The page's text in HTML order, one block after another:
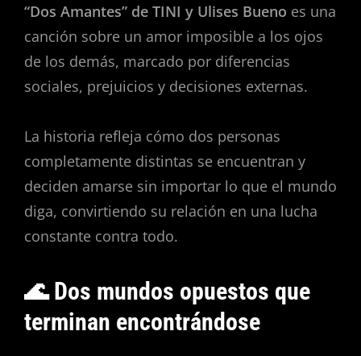
“Dos Amantes” de TINI y Ulises Bueno es una
canción sobre un amor imposible a los ojos
de los demás, marcado por diferencias
sociales, prejuicios y decisiones externas.
La historia refleja cómo dos personas
completamente distintas se encuentran y
deciden amarse sin importar lo que el mundo
diga, convirtiendo su relación en una lucha
constante contra todo.
🌊 Dos mundos opuestos que
terminan encontrándose